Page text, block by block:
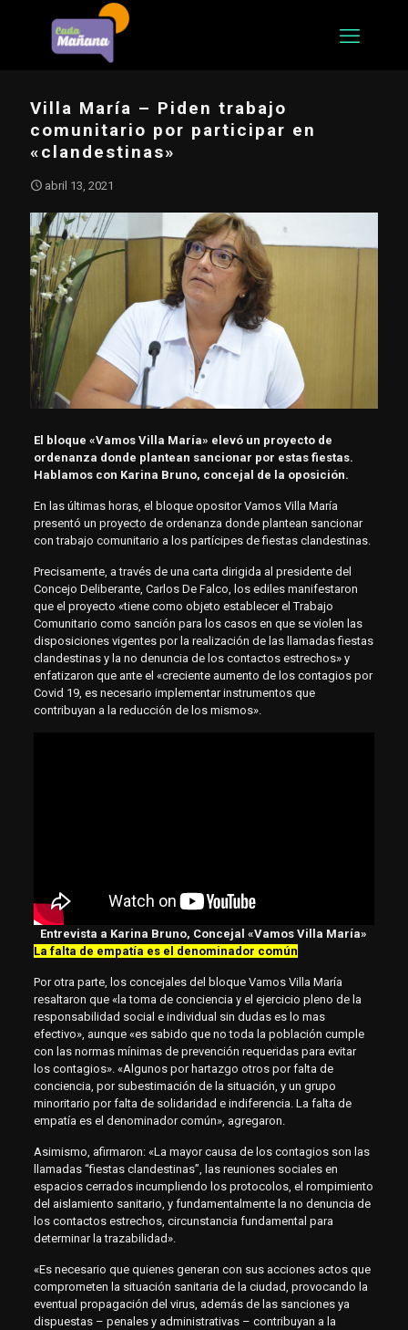
Villa María – Piden trabajo
comunitario por participar en
«clandestinas»
abril 13, 2021
El bloque «Vamos Villa María» elevó un proyecto de
ordenanza donde plantean sancionar por estas fiestas.
Hablamos con Karina Bruno, concejal de la oposición.
En las últimas horas, el bloque opositor Vamos Villa María
presentó un proyecto de ordenanza donde plantean sancionar
con trabajo comunitario a los partícipes de fiestas clandestinas.
Precisamente, a través de una carta dirigida al presidente del
Concejo Deliberante, Carlos De Falco, los ediles manifestaron
que el proyecto «tiene como objeto establecer el Trabajo
Comunitario como sanción para los casos en que se violen las
disposiciones vigentes por la realización de las llamadas fiestas
clandestinas y la no denuncia de los contactos estrechos» y
enfatizaron que ante el «creciente aumento de los contagios por
Covid 19, es necesario implementar instrumentos que
contribuyan a la reducción de los mismos».
Entrevista a Karina Bruno, Concejal «Vamos Villa María»
La falta de empatía es el denominador común
Por otra parte, los concejales del bloque Vamos Villa María
resaltaron que «la toma de conciencia y el ejercicio pleno de la
responsabilidad social e individual sin dudas es lo mas
efectivo», aunque «es sabido que no toda la población cumple
con las normas mínimas de prevención requeridas para evitar
los contagios». «Algunos por hartazgo otros por falta de
conciencia, por subestimación de la situación, y un grupo
minoritario por falta de solidaridad e indiferencia. La falta de
empatía es el denominador común», agregaron.
Asimismo, afirmaron: «La mayor causa de los contagios son las
llamadas “fiestas clandestinas”, las reuniones sociales en
espacios cerrados incumpliendo los protocolos, el rompimiento
del aislamiento sanitario, y fundamentalmente la no denuncia de
los contactos estrechos, circunstancia fundamental para
determinar la trazabilidad».
«Es necesario que quienes generan con sus acciones actos que
comprometen la situación sanitaria de la ciudad, provocando la
eventual propagación del virus, además de las sanciones ya
dispuestas – penales y administrativas – contribuyan a la